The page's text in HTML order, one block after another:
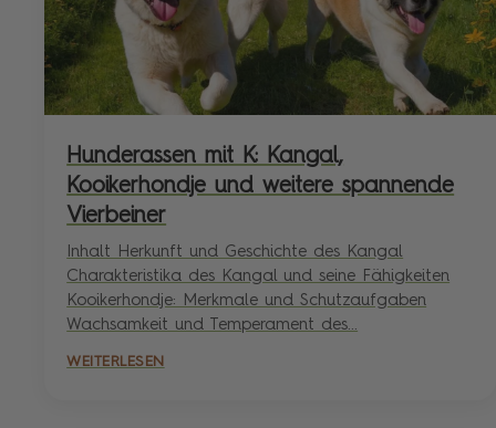
Hunderassen mit K: Kangal,
Kooikerhondje und weitere spannende
Vierbeiner
Inhalt Herkunft und Geschichte des Kangal
Charakteristika des Kangal und seine Fähigkeiten
Kooikerhondje: Merkmale und Schutzaufgaben
Wachsamkeit und Temperament des...
WEITERLESEN